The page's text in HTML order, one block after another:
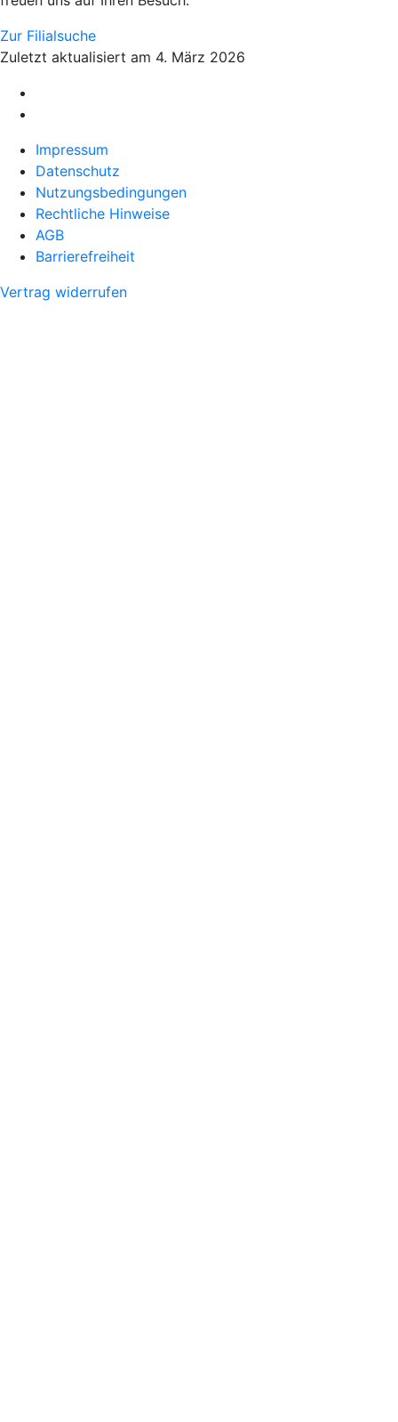
Zur Filialsuche
Zuletzt aktualisiert am 4. März 2026
Impressum
Datenschutz
Nutzungsbedingungen
Rechtliche Hinweise
AGB
Barrierefreiheit
Vertrag widerrufen